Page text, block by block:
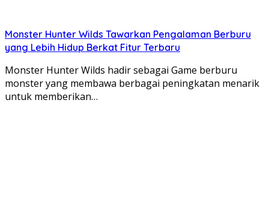
Monster Hunter Wilds Tawarkan Pengalaman Berburu
yang Lebih Hidup Berkat Fitur Terbaru
Monster Hunter Wilds hadir sebagai Game berburu
monster yang membawa berbagai peningkatan menarik
untuk memberikan…